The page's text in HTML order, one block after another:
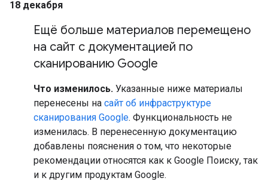
18 декабря
Ещё больше материалов перемещено
на сайт с документацией по
сканированию Google
Что изменилось. Указанные ниже материалы
перенесены на сайт об инфраструктуре
сканирования Google. Функциональность не
изменилась. В перенесенную документацию
добавлены пояснения о том, что некоторые
рекомендации относятся как к Google Поиску, так
и к другим продуктам Google.